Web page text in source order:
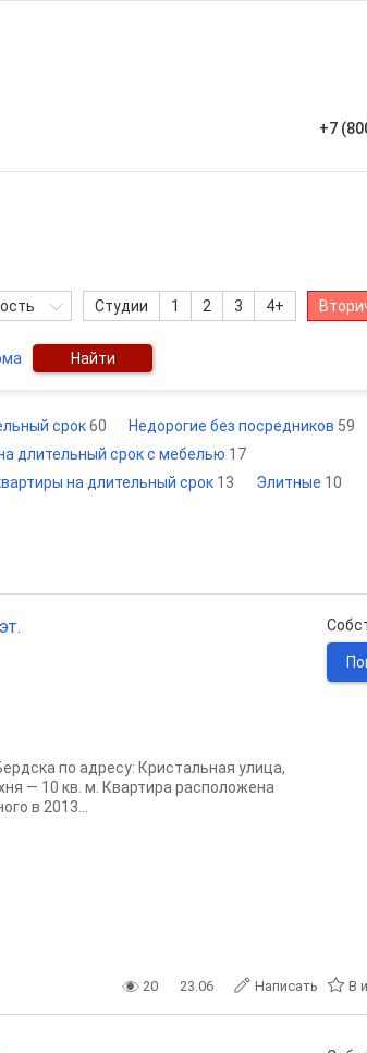
+7
Студии 1 2 3 4+
Найти
срок60 Недорогие без посредников 59
длительный срок с мебелью 17
на длительный срок 13 Элитные 10
по адресу: Кристальная улица,
— 10 кв. м. Квартира расположена
в 2013...
20 23.06 Написать В